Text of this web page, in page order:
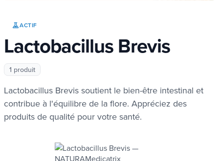
ACTIF
Lactobacillus Brevis
1 produit
Lactobacillus Brevis soutient le bien-être intestinal et
contribue à l'équilibre de la flore. Appréciez des
produits de qualité pour votre santé.